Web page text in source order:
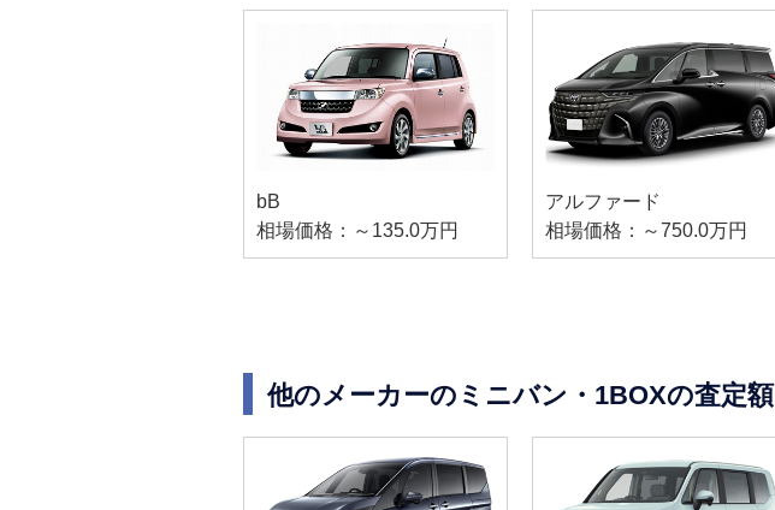
bB
相場価格：～135.0万円
アルファード
相場価格：～750.0万円
他のメーカーのミニバン・1BOXの査定額